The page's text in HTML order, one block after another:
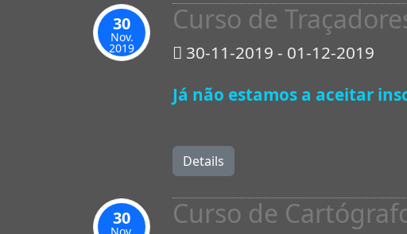
30
Nov.
2019
Curso de
30-11-2019 - 01-12-2019
Já não estamos a aceitar
Details
30 Curso de